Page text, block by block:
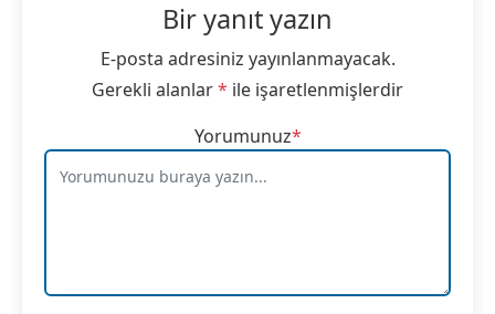
Bir yanıt yazın
E-posta adresiniz yayınlanmayacak.
Gerekli alanlar* ile işaretlenmişlerdir
Yorumunuz*